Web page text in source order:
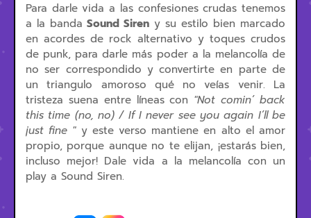
Para darle vida a las confesiones crudas tenemos
a la banda Sound Siren y su estilo bien marcado
en acordes de rock alternativo y toques crudos
de punk, para darle más poder a la melancolía de
no ser correspondido y convertirte en parte de
un triangulo amoroso qué no veías venir. La
tristeza suena entre líneas con "Not comin’ back
this time (no, no) / If I never see you again I’ll be
just fine " y este verso mantiene en alto el amor
propio, porque aunque no te elijan, ¡estarás bien,
incluso mejor! Dale vida a la melancolía con un
play a Sound Siren.